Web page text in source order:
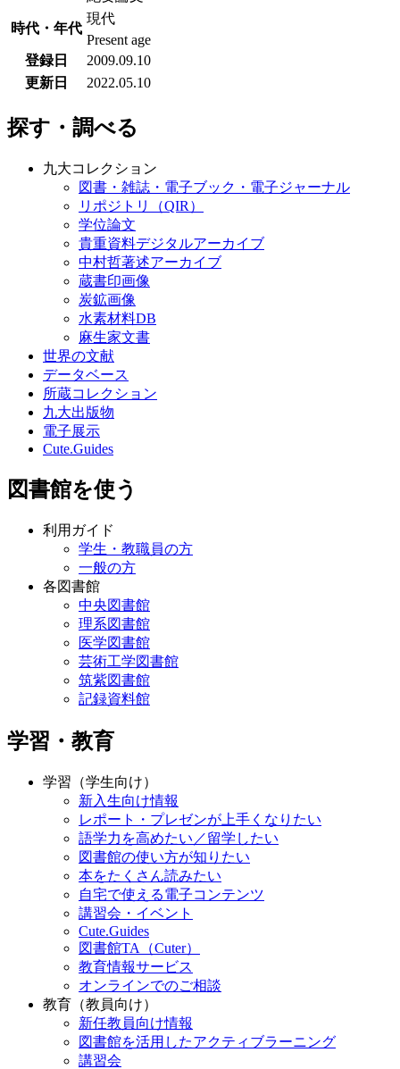
時代・年代
現代
Present age
登録日
2009.09.10
更新日
2022.05.10
探す・調べる
九大コレクション
図書・雑誌・電子ブック・電子ジャーナル
リポジトリ（QIR）
学位論文
貴重資料デジタルアーカイブ
中村哲著述アーカイブ
蔵書印画像
炭鉱画像
水素材料DB
麻生家文書
世界の文献
データベース
所蔵コレクション
九大出版物
電子展示
Cute.Guides
図書館を使う
利用ガイド
学生・教職員の方
一般の方
各図書館
中央図書館
理系図書館
医学図書館
芸術工学図書館
筑紫図書館
記録資料館
学習・教育
学習（学生向け）
新入生向け情報
レポート・プレゼンが上手くなりたい
語学力を高めたい／留学したい
図書館の使い方が知りたい
本をたくさん読みたい
自宅で使える電子コンテンツ
講習会・イベント
Cute.Guides
図書館TA（Cuter）
教育情報サービス
オンラインでのご相談
教育（教員向け）
新任教員向け情報
図書館を活用したアクティブラーニング
講習会